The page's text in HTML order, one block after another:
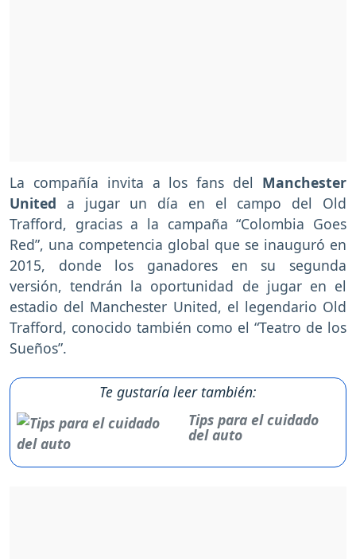
La compañía invita a los fans del Manchester
United a jugar un día en el campo del Old
Trafford, gracias a la campaña “Colombia Goes
Red”, una competencia global que se inauguró en
2015, donde los ganadores en su segunda
versión, tendrán la oportunidad de jugar en el
estadio del Manchester United, el legendario Old
Trafford, conocido también como el “Teatro de los
Sueños”.
Te gustaría leer también:
Tips para el cuidado
del auto